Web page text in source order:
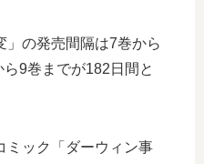
」の発売間隔は7巻から
9巻までが182日間と
ミック「ダーウィン事